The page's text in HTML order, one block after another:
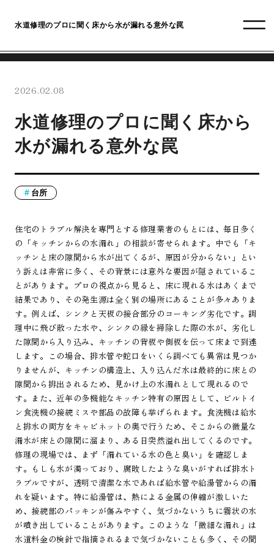
水道修理のプロに聞く床から水が漏れる意外な罠
2026.02.08
水道修理のプロに聞く床から
水が漏れる意外な罠
台所
住宅のトラブル解決を専門とする修理業者のもとには、毎日多く
の「キッチンからの水漏れ」の相談が寄せられます。中でも「キ
ッチンと床の隙間から水が出てくるが、原因が分からない」とい
う訴えは非常に多く、その背景には意外な要因が隠されているこ
とがあります。プロの視点から見ると、床に現れる水はあくまで
結果であり、その発生源は全く別の場所にあることが多々ありま
す。例えば、シンクと天板の接合部分のコーキング劣化です。調
理中に飛び散った水や、シンクの縁を掃除した際の水が、劣化し
た隙間から入り込み、キッチンの背板や側板を伝って床まで到達
します。この場合、排水管や蛇口をいくら調べても異常は見つか
りませんが、キッチンの構造上、入り込んだ水は最終的に床との
隙間から排出されるため、見かけ上の水漏れとして現れるので
す。また、近年の多機能なキッチン特有の原因として、ビルトイ
ン食洗機の接続ミスや部品の故障も挙げられます。食洗機は給水
と排水の両方をキャビネットの奥で行うため、そこからの微量な
漏水が床との隙間に溜まり、ある日突然溢れ出してくるのです。
修理の現場では、まず「漏れている水の色と臭い」を確認しま
す。もしも水が濁っており、腐敗したような臭いがすれば排水ト
ラブルですが、透明で清潔な水であれば給水管や給湯管からの漏
れを疑います。特に給湯管は、熱による金属の伸縮が激しいた
め、接続部のパッキンが傷みやすく、気づかないうちに霧状の水
が噴き出していることがあります。このような「微細な漏れ」は
水道料金の検針で指摘されるまで気づかないことも多く、その間